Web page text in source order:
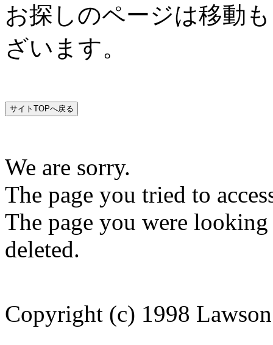
お探しのページは移動
ざいます。
We are sorry.
The page you tried to
The page you were
deleted.
Copyright (c) 1998